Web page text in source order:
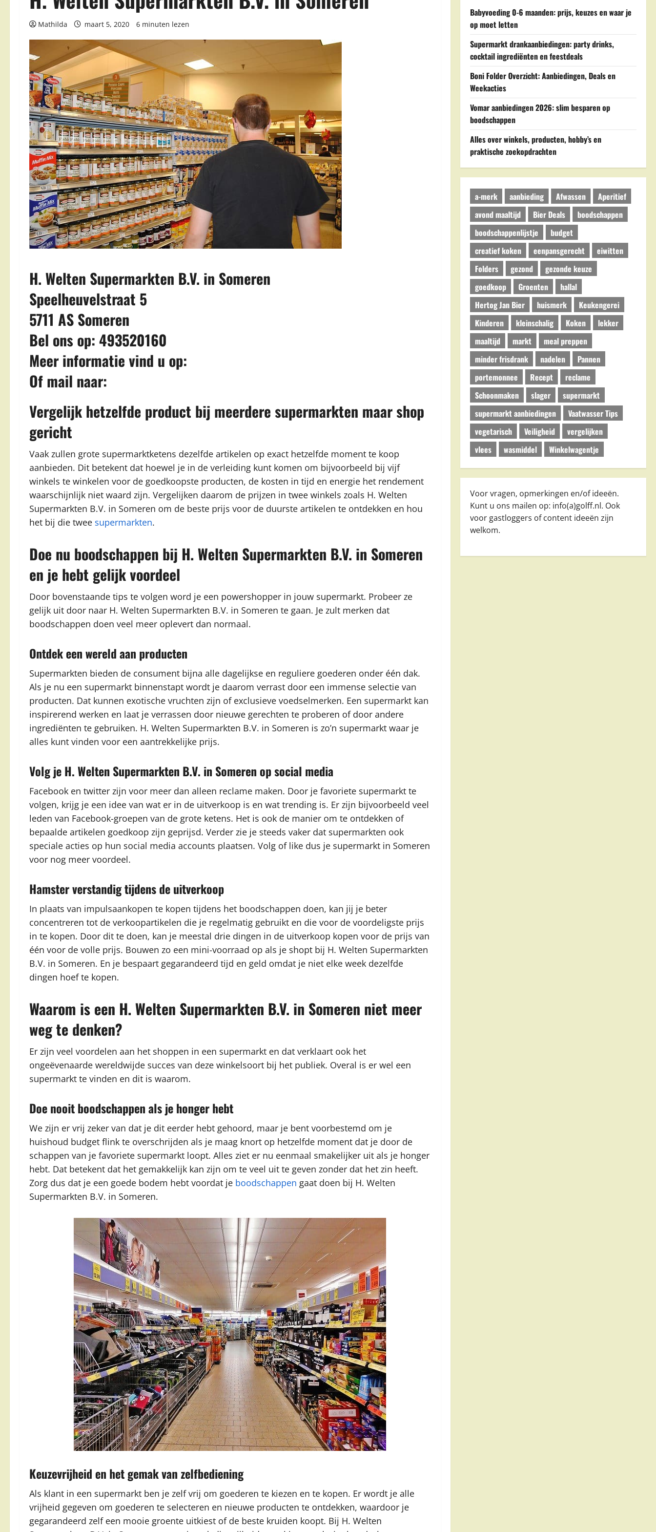
Mathilda maart 5, 2020 6 minuten lezen
H. Welten Supermarkten B.V. in Someren
Speelheuvelstraat 5
5711 AS Someren
Bel ons op: 493520160
Meer informatie vind u op:
Of mail naar:
Vergelijk hetzelfde product bij meerdere supermarkten maar shop
gericht
Vaak zullen grote supermarktketens dezelfde artikelen op exact hetzelfde moment te koop
aanbieden. Dit betekent dat hoewel je in de verleiding kunt komen om bijvoorbeeld bij vijf
winkels te winkelen voor de goedkoopste producten, de kosten in tijd en energie het rendement
waarschijnlijk niet waard zijn. Vergelijken daarom de prijzen in twee winkels zoals H. Welten
Supermarkten B.V. in Someren om de beste prijs voor de duurste artikelen te ontdekken en hou
het bij die twee supermarkten.
Doe nu boodschappen bij H. Welten Supermarkten B.V. in Someren
en je hebt gelijk voordeel
Door bovenstaande tips te volgen word je een powershopper in jouw supermarkt. Probeer ze
gelijk uit door naar H. Welten Supermarkten B.V. in Someren te gaan. Je zult merken dat
boodschappen doen veel meer oplevert dan normaal.
Ontdek een wereld aan producten
Supermarkten bieden de consument bijna alle dagelijkse en reguliere goederen onder één dak.
Als je nu een supermarkt binnenstapt wordt je daarom verrast door een immense selectie van
producten. Dat kunnen exotische vruchten zijn of exclusieve voedselmerken. Een supermarkt kan
inspirerend werken en laat je verrassen door nieuwe gerechten te proberen of door andere
ingrediënten te gebruiken. H. Welten Supermarkten B.V. in Someren is zo’n supermarkt waar je
alles kunt vinden voor een aantrekkelijke prijs.
Volg je H. Welten Supermarkten B.V. in Someren op social media
Facebook en twitter zijn voor meer dan alleen reclame maken. Door je favoriete supermarkt te
volgen, krijg je een idee van wat er in de uitverkoop is en wat trending is. Er zijn bijvoorbeeld veel
leden van Facebook-groepen van de grote ketens. Het is ook de manier om te ontdekken of
bepaalde artikelen goedkoop zijn geprijsd. Verder zie je steeds vaker dat supermarkten ook
speciale acties op hun social media accounts plaatsen. Volg of like dus je supermarkt in Someren
voor nog meer voordeel.
Hamster verstandig tijdens de uitverkoop
In plaats van impulsaankopen te kopen tijdens het boodschappen doen, kan jij je beter
concentreren tot de verkoopartikelen die je regelmatig gebruikt en die voor de voordeligste prijs
in te kopen. Door dit te doen, kan je meestal drie dingen in de uitverkoop kopen voor de prijs van
één voor de volle prijs. Bouwen zo een mini-voorraad op als je shopt bij H. Welten Supermarkten
B.V. in Someren. En je bespaart gegarandeerd tijd en geld omdat je niet elke week dezelfde
dingen hoef te kopen.
Waarom is een H. Welten Supermarkten B.V. in Someren niet meer
weg te denken?
Er zijn veel voordelen aan het shoppen in een supermarkt en dat verklaart ook het
ongeëvenaarde wereldwijde succes van deze winkelsoort bij het publiek. Overal is er wel een
supermarkt te vinden en dit is waarom.
Doe nooit boodschappen als je honger hebt
We zijn er vrij zeker van dat je dit eerder hebt gehoord, maar je bent voorbestemd om je
huishoud budget flink te overschrijden als je maag knort op hetzelfde moment dat je door de
schappen van je favoriete supermarkt loopt. Alles ziet er nu eenmaal smakelijker uit als je honger
hebt. Dat betekent dat het gemakkelijk kan zijn om te veel uit te geven zonder dat het zin heeft.
Zorg dus dat je een goede bodem hebt voordat je boodschappen gaat doen bij H. Welten
Supermarkten B.V. in Someren.
Keuzevrijheid en het gemak van zelfbediening
Als klant in een supermarkt ben je zelf vrij om goederen te kiezen en te kopen. Er wordt je alle
vrijheid gegeven om goederen te selecteren en nieuwe producten te ontdekken, waardoor je
gegarandeerd zelf een mooie groente uitkiest of de beste kruiden koopt. Bij H. Welten
Babyvoeding 0-6 maanden: prijs, keuzes en waar je
op moet letten
Supermarkt drankaanbiedingen: party drinks,
cocktail ingrediënten en feestdeals
Boni Folder Overzicht: Aanbiedingen, Deals en
Weekacties
Vomar aanbiedingen 2026: slim besparen op
boodschappen
Alles over winkels, producten, hobby’s en
praktische zoekopdrachten
a-merk aanbieding Afwassen
Aperitief
avond maaltijd
Bier Deals
boodschappen
boodschappenlijstje
budget
creatief koken
eenpansgerecht
eiwitten
Folders
gezond
gezonde keuze
goedkoop
Groenten
hallal
Hertog Jan Bier
huismerk
Keukengerei
Kinderen
kleinschalig Koken
lekker
maaltijd
markt
meal preppen
minder frisdrank
nadelen
Pannen
portemonnee
Recept
reclame
Schoonmaken
slager
supermarkt
supermarkt aanbiedingen
Vaatwasser Tips
vegetarisch
Veiligheid
vergelijken
vlees
wasmiddel Winkelwagentje
Voor vragen, opmerkingen en/of ideeën.
Kunt u ons mailen op: info(a)golff.nl. Ook
voor gastloggers of content ideeën zijn
welkom.